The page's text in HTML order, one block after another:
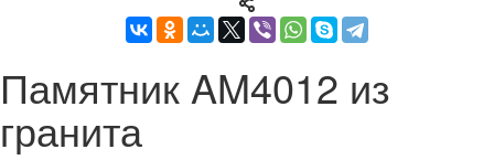
Памятник AM4012 из
гранита